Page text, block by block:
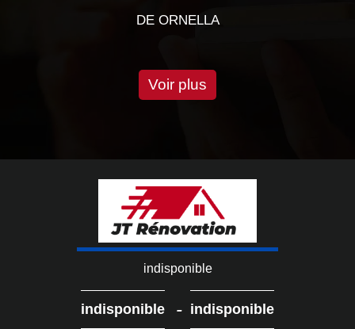
Voir plus
indisponible
indisponible - indisponible